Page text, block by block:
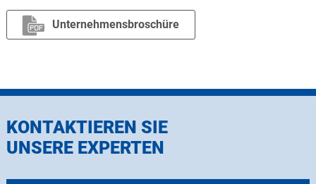
Unternehmensbroschüre
KONTAKTIEREN SIE
UNSERE EXPERTEN